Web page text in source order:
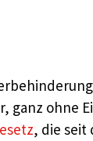
ganz
, die seit